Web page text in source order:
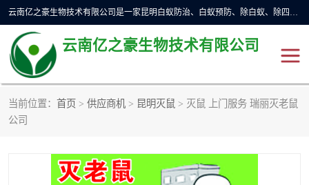
云南亿之豪生物技术有限公司是一家昆明白蚁防治、白蚁预防、除白蚁、除四害、灭蟑螂、消毒等业务的公司，公司致力于诚信经营、科技良好、讲究信誉、造福社会的理念，坚持走技术化、服务统一化,竭诚以优良的施工质量、主动的跟进服务、的管理经验，以诚信取于社会，立足于社会。
云南亿之豪生物技术有限公司
当前位置： 首页 > 供应商机 > 昆明灭鼠 > 灭鼠 上门服务 瑞丽灭老鼠
公司昆明灭鼠
昆明灭蟑螂 昆明杀虫